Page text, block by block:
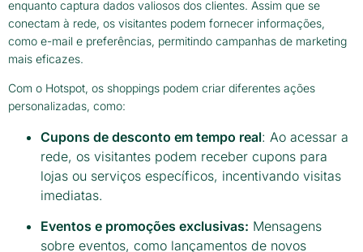
enquanto captura dados valiosos dos clientes. Assim que se
conectam à rede, os visitantes podem fornecer informações,
como e-mail e preferências, permitindo campanhas de marketing
mais eficazes.
Com o Hotspot, os shoppings podem criar diferentes ações
personalizadas, como:
Cupons de desconto em tempo real: Ao acessar a
rede, os visitantes podem receber cupons para
lojas ou serviços específicos, incentivando visitas
imediatas.
Eventos e promoções exclusivas: Mensagens
sobre eventos, como lançamentos de novos